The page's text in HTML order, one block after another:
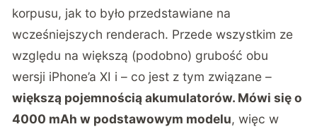
korpusu, jak to było przedstawiane na
wcześniejszych renderach. Przede wszystkim ze
względu na większą (podobno) grubość obu
wersji iPhone’a XI i – co jest z tym związane –
większą pojemnością akumulatorów. Mówi się o
4000 mAh w podstawowym modelu, więc w